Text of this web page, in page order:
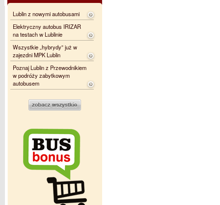
Lublin z nowymi autobusami
Elektryczny autobus IRIZAR
na testach w Lublinie
Wszystkie „hybrydy” już w
zajezdni MPK Lublin
Poznaj Lublin z Przewodnikiem
w podróży zabytkowym
autobusem